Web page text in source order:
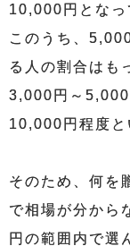
10,000円となっ
このうち、
る人の割合はも
3,000円～5,000
10,000円程度と
そのため、何を
で相場が分から
円の範囲内で選